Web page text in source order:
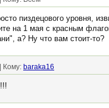
пиздецового уровня,
на 1 мая с красным
а? Ну что вам стоит-то?
Кому: baraka16